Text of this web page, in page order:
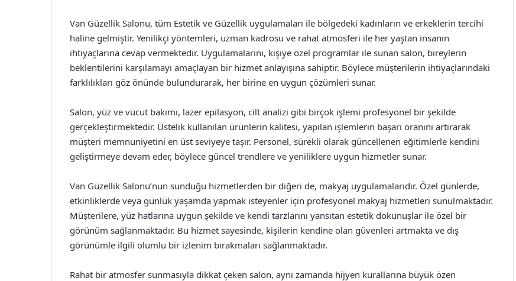
Van Güzellik Salonu, tüm Estetik ve Güzellik uygulamaları ile bölgedeki kadınların ve erkeklerin tercihi
haline gelmiştir. Yenilikçi yöntemleri, uzman kadrosu ve rahat atmosferi ile her yaştan insanın
ihtiyaçlarına cevap vermektedir. Uygulamalarını, kişiye özel programlar ile sunan salon, bireylerin
beklentilerini karşılamayı amaçlayan bir hizmet anlayışına sahiptir. Böylece müşterilerin ihtiyaçlarındaki
farklılıkları göz önünde bulundurarak, her birine en uygun çözümleri sunar.
Salon, yüz ve vücut bakımı, lazer epilasyon, cilt analizi gibi birçok işlemi profesyonel bir şekilde
gerçekleştirmektedir. Üstelik kullanılan ürünlerin kalitesi, yapılan işlemlerin başarı oranını artırarak
müşteri memnuniyetini en üst seviyeye taşır. Personel, sürekli olarak güncellenen eğitimlerle kendini
geliştirmeye devam eder, böylece güncel trendlere ve yeniliklere uygun hizmetler sunar.
Van Güzellik Salonu’nun sunduğu hizmetlerden bir diğeri de, makyaj uygulamalarıdır. Özel günlerde,
etkinliklerde veya günlük yaşamda yapmak isteyenler için profesyonel makyaj hizmetleri sunulmaktadır.
Müşterilere, yüz hatlarına uygun şekilde ve kendi tarzlarını yansıtan estetik dokunuşlar ile özel bir
görünüm sağlanmaktadır. Bu hizmet sayesinde, kişilerin kendine olan güvenleri artmakta ve dış
görünümle ilgili olumlu bir izlenim bırakmaları sağlanmaktadır.
Rahat bir atmosfer sunmasıyla dikkat çeken salon, aynı zamanda hijyen kurallarına büyük özen